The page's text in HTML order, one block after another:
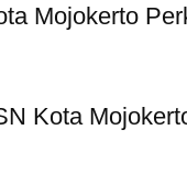
Mojokerto
Kota